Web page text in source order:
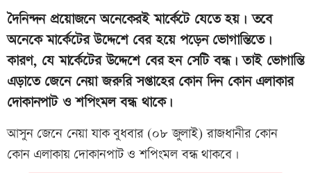
দৈনিন্দন প্রয়োজনে অনেকেরই মার্কেটে যেতে হয়। তবে
অনেকে মার্কেটের উদ্দেশে বের হয়ে পড়েন ভোগান্তিতে।
কারণ, যে মার্কেটের উদ্দেশে বের হন সেটি বন্ধ। তাই ভোগান্তি
এড়াতে জেনে নেয়া জরুরি সপ্তাহের কোন দিন কোন এলাকার
দোকানপাট ও শপিংমল বন্ধ থাকে।
আসুন জেনে নেয়া যাক বুধবার (০৮ জুলাই) রাজধানীর কোন
কোন এলাকায় দোকানপাট ও শপিংমল বন্ধ থাকবে।